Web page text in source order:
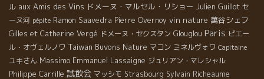
ル aux Amis des Vins ドメーヌ・マルセル・リショー Julien Guillot セ
ーヌ河 pépite Ramon Saavedra Pierre Overnoy vin nature 萬谷シェフ
Gilles et Catherine Vergé ドメーヌ・セクスタン Glouglou Paris ピエー
ル・オヴェルノワ Taiwan Buvons Nature マコン ミネルヴォワ Capitaine
ユキさん Massimo Emmanuel Lassaigne ジュリアン・マレシャル
Philippe Carrille 試飲会 マッシモ Strasbourg Sylvain Richeaume